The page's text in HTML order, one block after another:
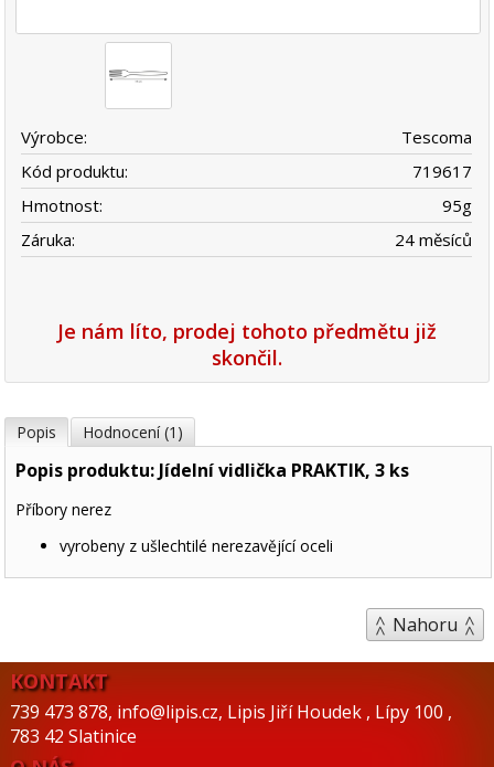
Výrobce:
Tescoma
Kód produktu:
719617
Hmotnost:
95g
Záruka:
24 měsíců
Je nám líto, prodej tohoto předmětu již
skončil.
Popis Hodnocení (1)
Popis produktu: Jídelní vidlička PRAKTIK, 3 ks
Příbory nerez
vyrobeny z ušlechtilé nerezavějící oceli
Nahoru
KONTAKT
739 473 878, info@lipis.cz, Lipis Jiří Houdek , Lípy 100 ,
783 42 Slatinice